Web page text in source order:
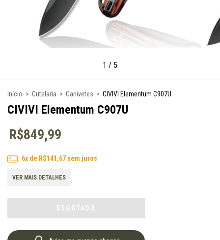
1 / 5
Início > Cutelaria > Canivetes > CIVIVI Elementum C907U
CIVIVI Elementum C907U
R$849,99
6x de R$141,67sem juros
VER MAIS DETALHES